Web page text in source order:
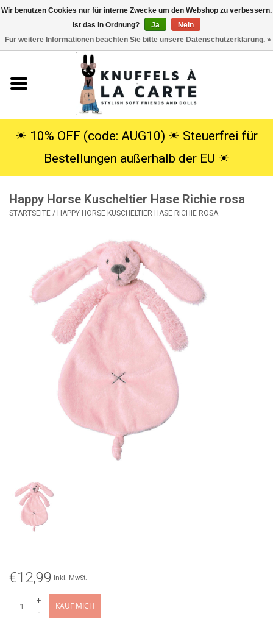
Kuscheltiere
SALE
Lookbooks
☀︎ 10% OFF (code: AUG10) ☀︎ Steuerfrei für
Bestellungen außerhalb der EU ☀︎
Happy Horse Kuscheltier Hase Richie rosa
STARTSEITE / HAPPY HORSE KUSCHELTIER HASE RICHIE ROSA
€12,99 Inkl. MwSt.
+
-
KAUF MICH
Wir benutzen Cookies nur für interne Zwecke um den Webshop zu verbessern.
Ist das in Ordnung?
Ja
Nein
Für weitere Informationen beachten Sie bitte unsere Datenschutzerklärung. »